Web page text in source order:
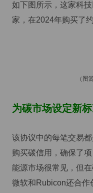
如下图所示，这家科
家，在2024年购买了
（图
为碳市场设定新
该协议中的每笔交易
购买碳信用，确保了
能源市场很常见，但
微软和Rubicon还合作